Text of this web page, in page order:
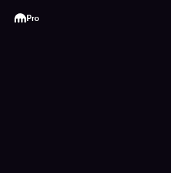
Kraken
Pro